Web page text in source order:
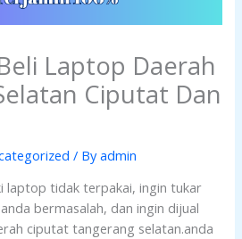
Laptop Daerah
Ciputat Dan
/ Byadmin
laptop tidak terpakai, ingin tukar
bermasalah, dan ingin dijual
ciputat tangerang selatan.anda